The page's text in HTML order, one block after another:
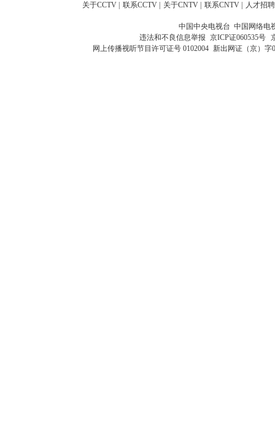
关于CCTV 联系CCTV 关于CNTV 联系CNTV 人才招聘
中国中央电视台 中国网络电
违法和不良信息举报 京ICP证060535号
网上传播视听节目许可证号 0102004 新出网证（京）